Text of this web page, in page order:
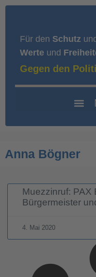
Für den Schutz und
Werte und
Gegen den
Anna Bögner
Muezzinruf: PAX
Bürgermeister
4. Mai 2020